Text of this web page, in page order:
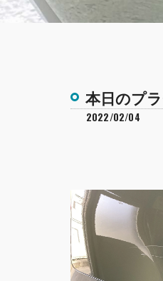
本日のプ
2022/02/04